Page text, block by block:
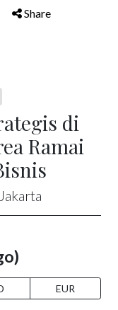
Share
di
Ramai
EUR